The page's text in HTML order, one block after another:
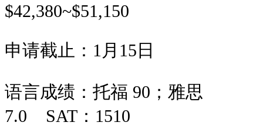
$42,380~$51,150
申请截止： 1月15日
语言成绩： 托福 90；雅思
7.0 SAT： 1510